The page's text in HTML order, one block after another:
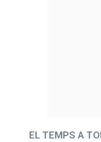
EL TEMPS A